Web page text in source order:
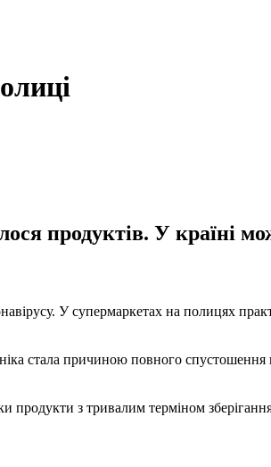
продуктів. У країні
У супермаркетах на полицях
стала причиною повного
з тривалим терміном